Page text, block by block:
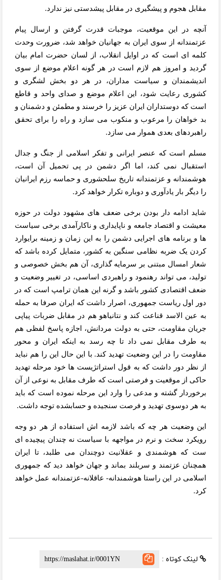
مقابل هجوم و پیشگیری در مقابل پیشدستی نیز ندارد.
آنچه در این موقعیت، موجبات قدرت گرفتن و ارسال پیام
عزتمندانه از سوی ایران به جهانیان خواهد شد، ضرورت وحدت
کلمه ای است که در اوایل انقلاب، از لسان حضرت امام بیان
گردید و امروز هم لازم است در هر گونه اعلام موضع از سوی
اندیشمندان و سیاست مداران، در هر دو بخش لشگری و
کشوری رعایت شود، این اعلام موضع و صدای واحد و قاطع
است که دوستداران ایران عزیز را خرسند و مطمئن و دشمنان و
بد خواهان را مرعوب و منکوب می سازد و راه را برای تحقق
راهبردهای بعدی هموار می سازد.
مسلم است که عنصر ایرانی و تفکر اسلامی از جنگ و جدال
استقبال نمی کند، اما اگر دشمن در پی تحمیل آن است،
هوشمندانه و عزتمندانه تاریخ سلحشوری و حماسه رزم ایرانیان
را دیگر بار یادآوری و دوباره تکرار خواهد کرد.
شاید ادامه دار بودن برخی ضعف های مشهود دولت در حوزه
معیشت و اقتصاد جامعه و ناپایداری و ناکارآمدی برخی سیاست
ها و برنامه های اجرایی دشمن را به این زمان و زمینه برایوارد
کردن یک ضربه نظامی سنگین به کشور، متمایل کرده باشد که
شعار امسال مبتنی بر سرمایه گذاری، آن هم بخش خصوصی و
تولید، می تواند رهنمود و راهبردی اساسی، در تغییر وضعیت و
ضعف اقتصادی کشور باشد و گرنه این همان ترامپ است که در
دور اول ریاست جمهوری، اصرار داشت که ایران صرفا به حمله
به عین الاسد قناعت کند و نتانیاهو هم در مقابل ضربات پیاپی
جریان مقاومت، حتی به دولت مردانش، اجازه پاسخ لفظی هم
به طرف مقابل نمی داد تا چه رسد به اینکه ایران و محور
مقاومت را در این وضعیت تهدید کند. با این حال این را هم نباید
از نظر دور داشت که به قول استراتژیست ها خود مرحله تهدید
حاکی از موقعیت و فرصتی است که طرف مقابل به نوعی از آن
برخوردار گشته و مدعی را وارد این مرحله نموده است که باید
به هر دوسوی تهدید و فرصت سنجیده و حسابشده توجه داشت.
این وضعیت هر چه که باشد لازمه اش استفاده از هر دو وجه
رویکرد سخت و نرم در مواجهه با سیاست نه چندان پیچیده ای
ست که هوشمندی و عقلانیت دوچندان می طلبد، تا ایران
همچنان عزتمند و سربلند بماند و جهان خواهد دید که جمهوری
اسلامی در این راستا هوشمندانه- عاقلانه-عزتمندانه عمل خواهد
کرد.
لینک کوتاه :